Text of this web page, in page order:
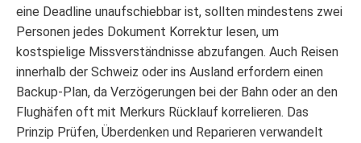
eine Deadline unaufschiebbar ist, sollten mindestens zwei
Personen jedes Dokument Korrektur lesen, um
kostspielige Missverständnisse abzufangen. Auch Reisen
innerhalb der Schweiz oder ins Ausland erfordern einen
Backup-Plan, da Verzögerungen bei der Bahn oder an den
Flughäfen oft mit Merkurs Rücklauf korrelieren. Das
Prinzip Prüfen, Überdenken und Reparieren verwandelt